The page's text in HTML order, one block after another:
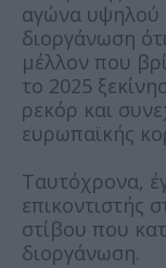
αγώνα υψηλού
διοργάνωση
μέλλον που
το 2025
ρεκόρ και
ευρωπαϊκής
Ταυτόχρονα,
επικοντιστής
στίβου που
διοργάνωση.